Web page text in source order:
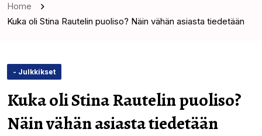
Home
Kuka oli Stina Rautelin puoliso? Näin vähän asiasta tiedetään
- Julkkikset
Kuka oli Stina Rautelin puoliso?
Näin vähän asiasta tiedetään